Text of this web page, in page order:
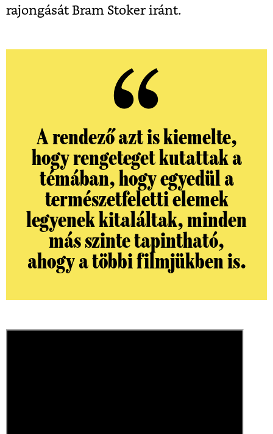
rajongását Bram Stoker iránt.
A rendező azt is kiemelte,
hogy rengeteget kutattak a
témában, hogy egyedül a
természetfeletti elemek
legyenek kitaláltak, minden
más szinte tapintható,
ahogy a többi filmjükben is.